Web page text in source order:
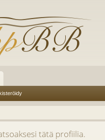
tätä profiilia.